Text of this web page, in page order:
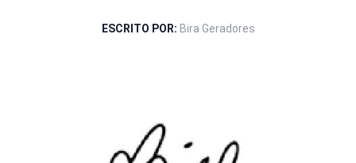
ESCRITO POR: Bira Geradores